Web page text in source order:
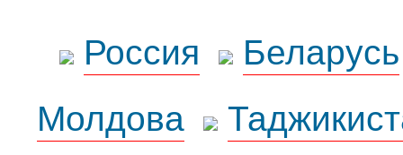
Россия
Беларусь
Молдова